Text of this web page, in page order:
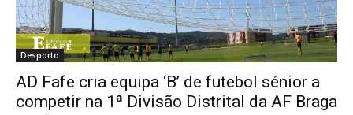
Desporto
AD Fafe cria equipa ‘B’ de futebol sénior a
competir na 1ª Divisão Distrital da AF Braga